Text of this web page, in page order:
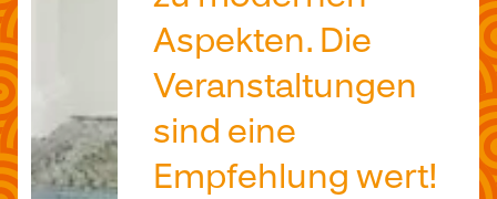
Aspekten. Die
Veranstaltungen
sind eine
Empfehlung wert!